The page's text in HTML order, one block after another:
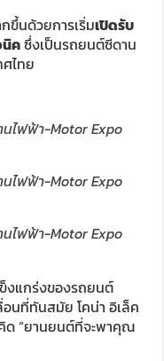
ขึ้นด้วยการเริ่มเปิดรับ
นิคซึ่งเป็นรถยนต์ซีดาน
ไทย
งแกร่งของรถยนต์
นที่ทันสมัย โคน่า อิเล็ค
ด “ยานยนต์ที่จะพาคุณ